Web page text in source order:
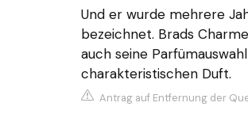
Und er wurde mehrere
bezeichnet. Brads
auch seine
charakteristischen Duft.
Antrag auf Entfernung der